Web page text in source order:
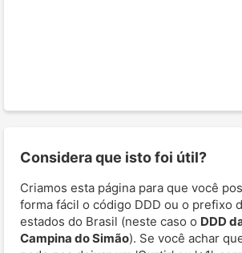
Considera que isto foi útil?
Criamos esta página para que você
forma fácil o código DDD ou o prefixo
estados do Brasil (neste caso o DDD
Campina do Simão). Se você achar